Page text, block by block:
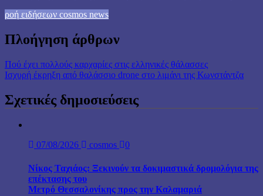
ροή ειδήσεων cosmos news
Πλοήγηση άρθρων
Πού έχει πολλούς καρχαρίες στις ελληνικές θάλασσες
Ισχυρή έκρηξη από θαλάσσιο drone στο λιμάνι της Κωνστάντζα
Σχετικές δημοσιεύσεις
07/08/2026 cosmos 0
Νίκος Ταχιάος: Ξεκινούν τα δοκιμαστικά δρομολόγια της
επέκτασης του
Μετρό Θεσσαλονίκης προς την Καλαμαριά